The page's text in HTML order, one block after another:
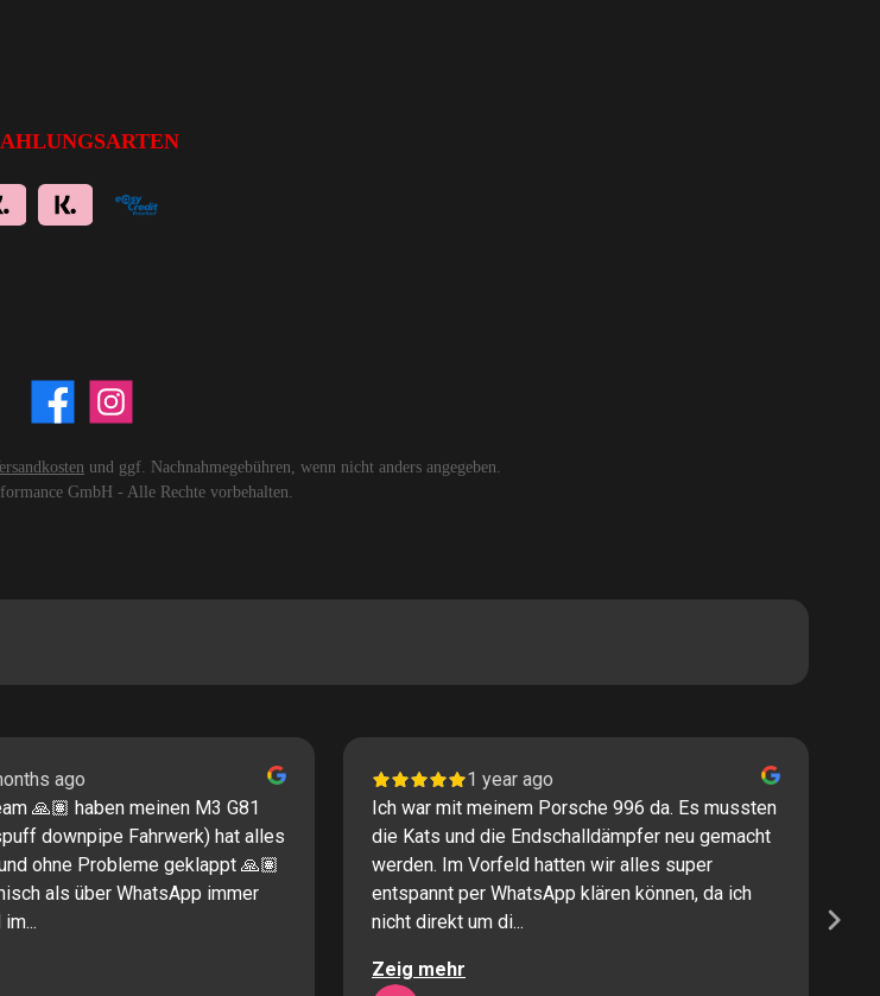
und ggf. Nachnahmegebühren, wenn nicht anders angegeben.
GmbH - Alle Rechte vorbehalten.
ago
🙏🏽 haben meinen M3 G81
downpipe Fahrwerk) hat alles
ohne Probleme geklappt 🙏🏽
als über WhatsApp immer
1 year ago
Ich war mit meinem Porsche 996 da. Es mussten
die Kats und die Endschalldämpfer neu gemacht
werden. Im Vorfeld hatten wir alles super
entspannt per WhatsApp klären können, da ich
nicht direkt um di...
Zeig mehr